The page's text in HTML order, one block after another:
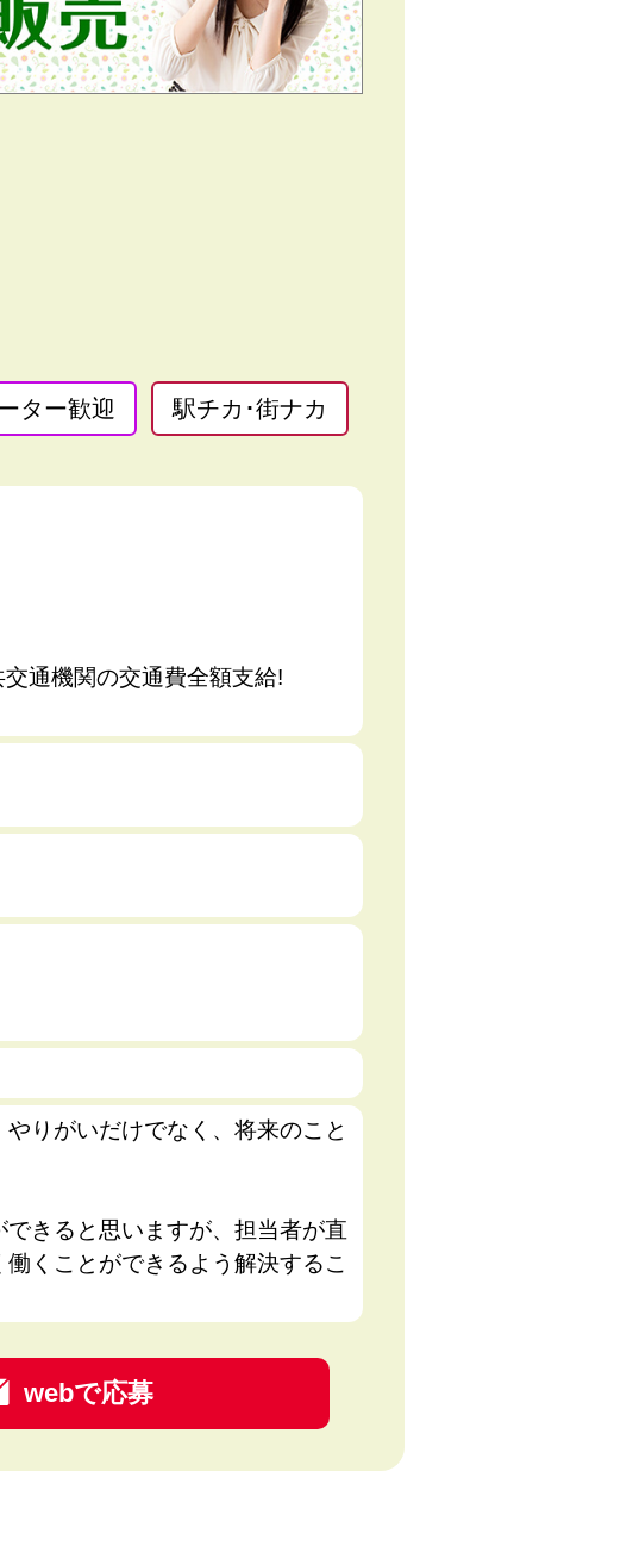
ター歓迎 駅チカ･街ナカ
通機関の交通費全額支給!
りがいだけでなく、将来のこと
きると思いますが、担当者が直
くことができるよう解決するこ
webで応募